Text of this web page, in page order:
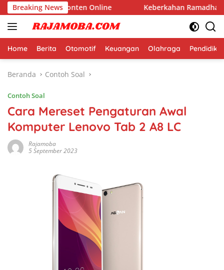
Langsung
ke
konten
Breaking News
dari Konten Online Keberkahan Ramadhan Tidak
Home Berita Otomotif Keuangan Olahraga
Beranda Contoh Soal
Contoh Soal
Cara Mereset Pengaturan Awal
Komputer Lenovo Tab 2 A8 LC
Rajamoba
5 September 2023